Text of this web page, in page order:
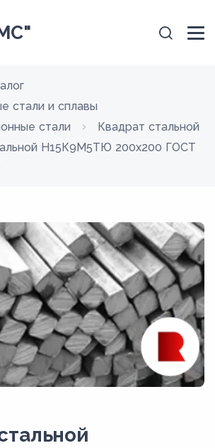
стали и сплавы
стали
Квадрат стальной
Н15К9М5ТЮ 200x200 ГОСТ